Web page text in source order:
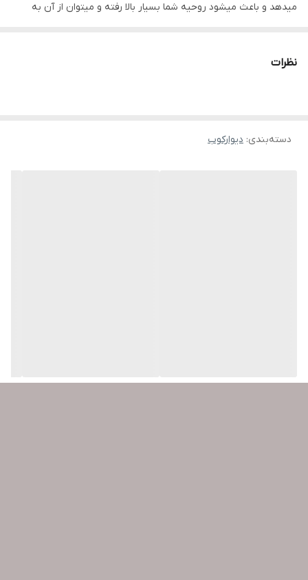
میدهد و باعث میشود روحیه شما بسیار بالا رفته و میتوان از آن به
نظرات
دسته‌بندی: دیوارکوب